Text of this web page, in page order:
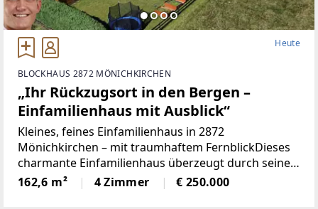
Heute
BLOCKHAUS 2872 MÖNICHKIRCHEN
„Ihr Rückzugsort in den Bergen –
Einfamilienhaus mit Ausblick“
Kleines, feines Einfamilienhaus in 2872
Mönichkirchen – mit traumhaftem FernblickDieses
charmante Einfamilienhaus überzeugt durch seine
überschaubare Größe und einen pflegeleichten
Garten, der sich perfekt für gemütliche Stunden im
162,6 m² 4 Zimmer € 250.000